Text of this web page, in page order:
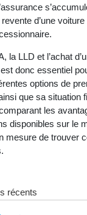
d’une
la LLD et l’achat
donc essentiel
options de
que sa situation
les
disponibles sur le
mesure de trouver
récents